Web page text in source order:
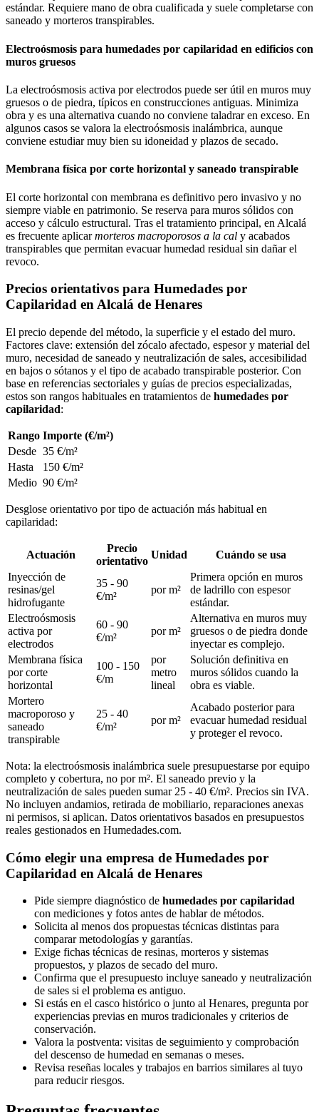
estándar. Requiere mano de obra cualificada y suele completarse con
saneado y morteros transpirables.
Electroósmosis para humedades por capilaridad en edificios con
muros gruesos
La electroósmosis activa por electrodos puede ser útil en muros muy
gruesos o de piedra, típicos en construcciones antiguas. Minimiza
obra y es una alternativa cuando no conviene taladrar en exceso. En
algunos casos se valora la electroósmosis inalámbrica, aunque
conviene estudiar muy bien su idoneidad y plazos de secado.
Membrana física por corte horizontal y saneado transpirable
El corte horizontal con membrana es definitivo pero invasivo y no
siempre viable en patrimonio. Se reserva para muros sólidos con
acceso y cálculo estructural. Tras el tratamiento principal, en Alcalá
es frecuente aplicarmorteros macroporosos a la cal y acabados
transpirables que permitan evacuar humedad residual sin dañar el
revoco.
Precios orientativos para Humedades por
Capilaridad en Alcalá de Henares
El precio depende del método, la superficie y el estado del muro.
Factores clave: extensión del zócalo afectado, espesor y material del
muro, necesidad de saneado y neutralización de sales, accesibilidad
en bajos o sótanos y el tipo de acabado transpirable posterior. Con
base en referencias sectoriales y guías de precios especializadas,
estos son rangos habituales en tratamientos de humedades por
capilaridad:
Rango Importe (€/m²)
Desde 35 €/m²
Hasta
150 €/m²
Medio 90 €/m²
Desglose orientativo por tipo de actuación más habitual en
capilaridad:
Actuación
Precio
orientativo
Unidad
Cuándo se usa
Inyección de
resinas/gel
hidrofugante
35 - 90
€/m²
por m²
Primera opción en muros
de ladrillo con espesor
estándar.
Electroósmosis
activa por
electrodos
60 - 90
€/m²
por m²
Alternativa en muros muy
gruesos o de piedra donde
inyectar es complejo.
Membrana física
por corte
horizontal
100 - 150
€/m
por
metro
lineal
Solución definitiva en
muros sólidos cuando la
obra es viable.
Mortero
macroporoso y
saneado
transpirable
25 - 40
€/m²
por m²
Acabado posterior para
evacuar humedad residual
y proteger el revoco.
Nota: la electroósmosis inalámbrica suele presupuestarse por equipo
completo y cobertura, no por m². El saneado previo y la
neutralización de sales pueden sumar 25 - 40 €/m². Precios sin IVA.
No incluyen andamios, retirada de mobiliario, reparaciones anexas
ni permisos, si aplican. Datos orientativos basados en presupuestos
reales gestionados en Humedades.com.
Cómo elegir una empresa de Humedades por
Capilaridad en Alcalá de Henares
Pide siempre diagnóstico de humedades por capilaridad
con mediciones y fotos antes de hablar de métodos.
Solicita al menos dos propuestas técnicas distintas para
comparar metodologías y garantías.
Exige fichas técnicas de resinas, morteros y sistemas
propuestos, y plazos de secado del muro.
Confirma que el presupuesto incluye saneado y neutralización
de sales si el problema es antiguo.
Si estás en el casco histórico o junto al Henares, pregunta por
experiencias previas en muros tradicionales y criterios de
conservación.
Valora la postventa: visitas de seguimiento y comprobación
del descenso de humedad en semanas o meses.
Revisa reseñas locales y trabajos en barrios similares al tuyo
para reducir riesgos.